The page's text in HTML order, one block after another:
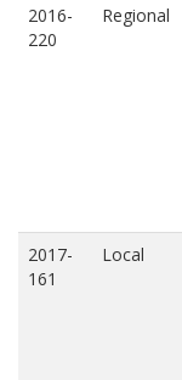
2016-
220
Regional
2017-
161
Local